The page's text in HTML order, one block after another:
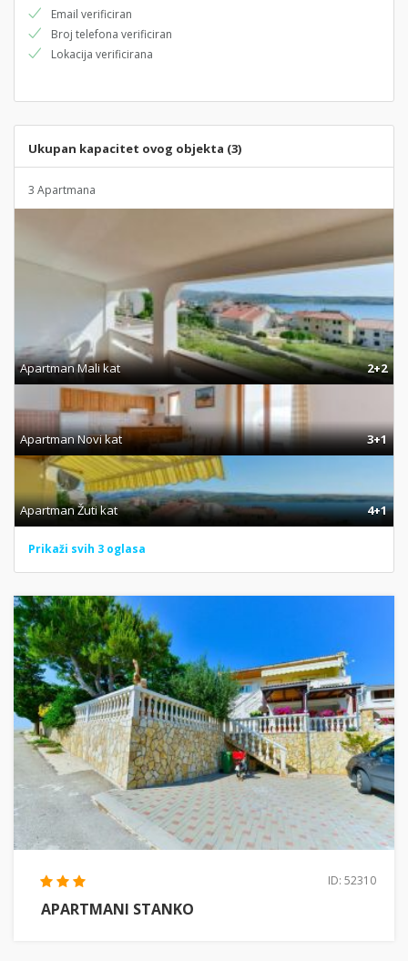
Email verificiran
Broj telefona verificiran
Lokacija verificirana
Ukupan kapacitet ovog objekta (3)
3 Apartmana
Apartman Mali kat 2+2
Apartman Novi kat 3+1
Apartman Žuti kat 4+1
Prikaži svih 3 oglasa
ID: 52310
APARTMANI STANKO